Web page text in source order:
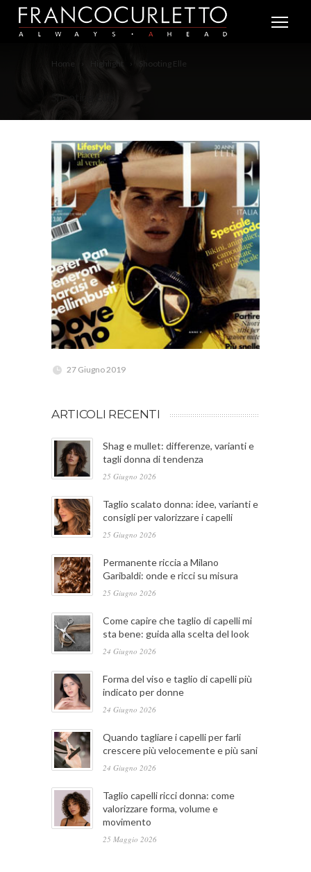
Home Highlight Shooting Elle
Shooting Elle
27 Giugno 2019
ARTICOLI RECENTI
Shag e mullet: differenze, varianti e
tagli donna di tendenza
25 Giugno 2026
Taglio scalato donna: idee, varianti e
consigli per valorizzare i capelli
25 Giugno 2026
Permanente riccia a Milano
Garibaldi: onde e ricci su misura
25 Giugno 2026
Come capire che taglio di capelli mi
sta bene: guida alla scelta del look
24 Giugno 2026
Forma del viso e taglio di capelli più
indicato per donne
24 Giugno 2026
Quando tagliare i capelli per farli
crescere più velocemente e più sani
24 Giugno 2026
Taglio capelli ricci donna: come
valorizzare forma, volume e
movimento
25 Maggio 2026